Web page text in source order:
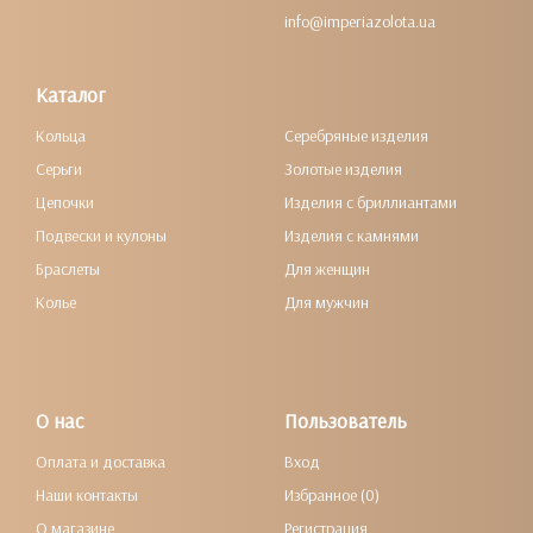
info@imperiazolota.ua
Каталог
Кольца
Серьги
Цепочки
Подвески и кулоны
Браслеты
Колье
Серебряные изделия
Золотые изделия
Изделия с бриллиантами
Изделия с камнями
Для женщин
Для мужчин
О нас
Оплата и доставка
Наши контакты
О магазине
Пользователь
Вход
Избранное (0)
Регистрация